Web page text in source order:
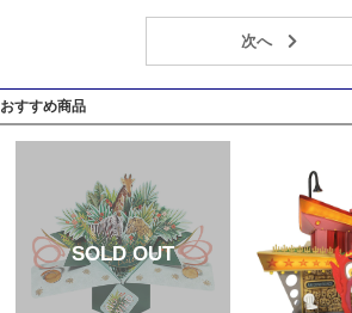
おすすめ商品